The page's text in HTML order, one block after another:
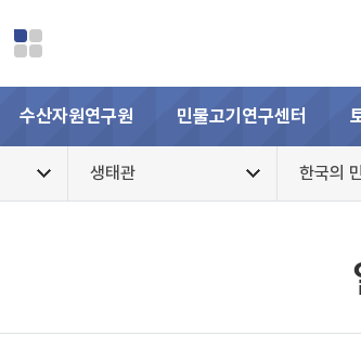
수산자원연구원 민물고기연구센터
생태관 한국의